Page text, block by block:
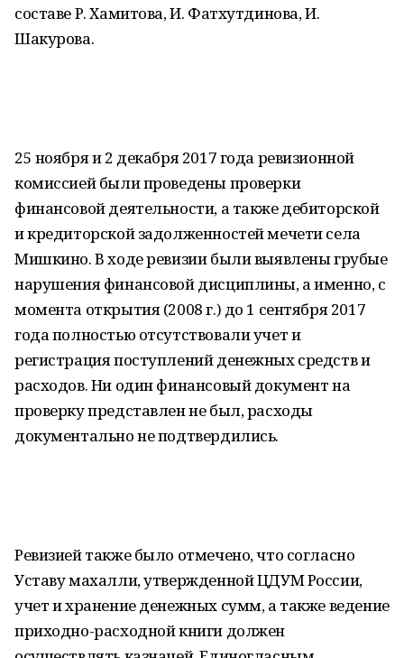
составе Р. Хамитова, И. Фатхутдинова, И.
Шакурова.
25 ноября и 2 декабря 2017 года ревизионной
комиссией были проведены проверки
финансовой деятельности, а также дебиторской
и кредиторской задолженностей мечети села
Мишкино. В ходе ревизии были выявлены грубые
нарушения финансовой дисциплины, а именно, с
момента открытия (2008 г.) до 1 сентября 2017
года полностью отсутствовали учет и
регистрация поступлений денежных средств и
расходов. Ни один финансовый документ на
проверку представлен не был, расходы
документально не подтвердились.
Ревизией также было отмечено, что согласно
Уставу махалли, утвержденной ЦДУМ России,
учет и хранение денежных сумм, а также ведение
приходно-расходной книги должен